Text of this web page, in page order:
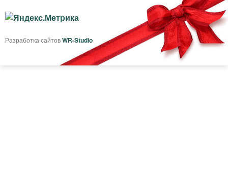
н
а
Разработка сайтовWR-Studio